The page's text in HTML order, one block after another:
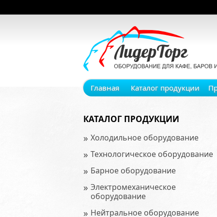
Главная Каталог продукции
КАТАЛОГ ПРОДУКЦИИ
» Холодильное оборудование
» Технологическое оборудование
» Барное оборудование
» Электромеханическое
оборудование
» Нейтральное оборудование